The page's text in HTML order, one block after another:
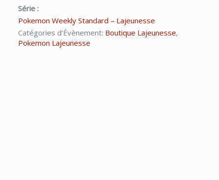
Série :
Pokemon Weekly Standard – Lajeunesse
Catégories d’Évènement: Boutique Lajeunesse,
Pokemon Lajeunesse